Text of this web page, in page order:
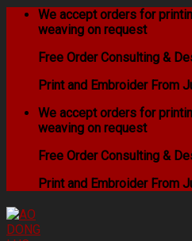
We accept orders for
weaving on request
Free Order Consulting &
Print and Embroider From
We accept orders for
weaving on request
Free Order Consulting &
Print and Embroider From